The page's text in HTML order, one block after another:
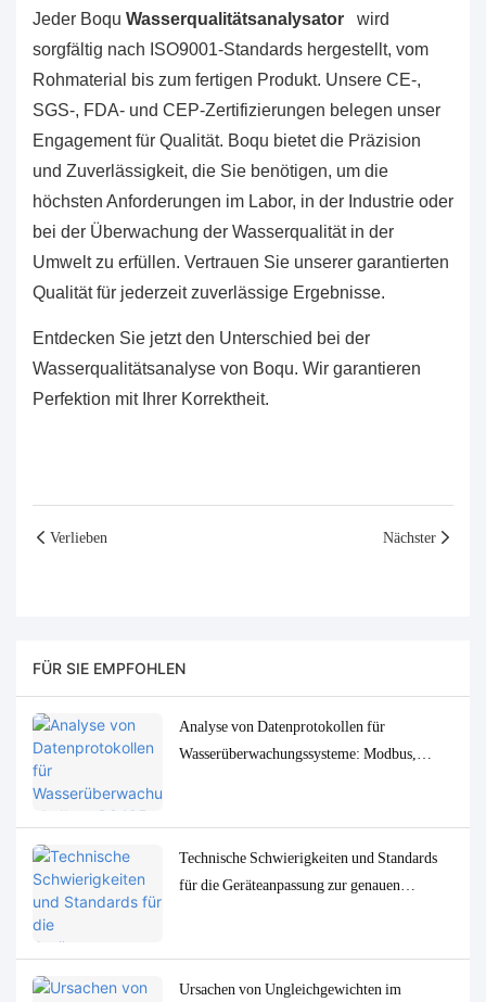
Jeder Boqu Wasserqualitätsanalysator
wird
sorgfältig nach ISO9001-Standards hergestellt, vom
Rohmaterial bis zum fertigen Produkt. Unsere CE-,
SGS-, FDA- und CEP-Zertifizierungen belegen unser
Engagement für Qualität. Boqu bietet die Präzision
und Zuverlässigkeit, die Sie benötigen, um die
höchsten Anforderungen im Labor, in der Industrie oder
bei der Überwachung der Wasserqualität in der
Umwelt zu erfüllen. Vertrauen Sie unserer garantierten
Qualität für jederzeit zuverlässige Ergebnisse.
Entdecken Sie jetzt den Unterschied bei der
Wasserqualitätsanalyse von Boqu. Wir garantieren
Perfektion mit Ihrer Korrektheit.
Verlieben Nächster
FÜR SIE EMPFOHLEN
Analyse von Datenprotokollen für
Wasserüberwachungssysteme: Modbus,
Technische Schwierigkeiten und Standards
für die Geräteanpassung zur genauen
Ursachen von Ungleichgewichten im